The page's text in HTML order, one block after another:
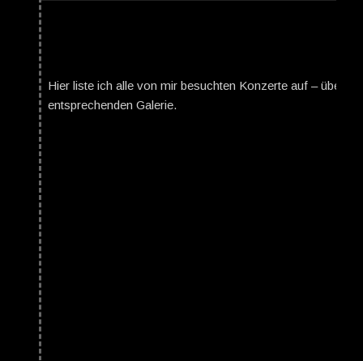
Hier liste ich alle von mir besuchten Konzerte auf – über
entsprechenden Galerie.